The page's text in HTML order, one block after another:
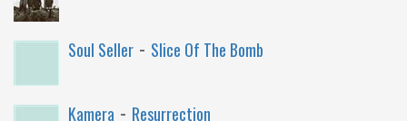
Soul Seller - Slice Of The Bomb
Kamera - Resurrection